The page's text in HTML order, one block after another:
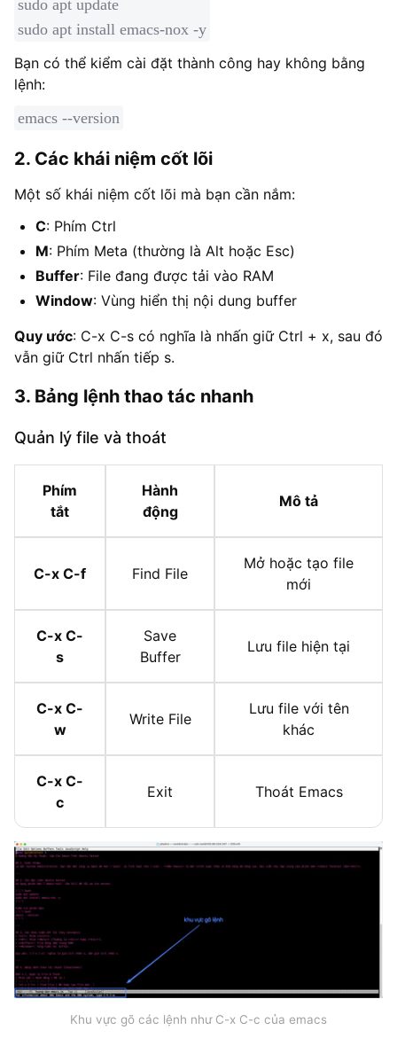
sudo apt update
sudo apt install emacs-nox -y
Bạn có thể kiểm cài đặt thành công hay không bằng
lệnh:
emacs --version
2. Các khái niệm cốt lõi
Một số khái niệm cốt lõi mà bạn cần nắm:
C: Phím Ctrl
M: Phím Meta (thường là Alt hoặc Esc)
Buffer: File đang được tải vào RAM
Window: Vùng hiển thị nội dung buffer
Quy ước: C-x C-s có nghĩa là nhấn giữ Ctrl + x, sau đó
vẫn giữ Ctrl nhấn tiếp s.
3. Bảng lệnh thao tác nhanh
Quản lý file và thoát
Phím
tắt
Hành
động
Mô tả
C-x C-f Find File
Mở hoặc tạo file
mới
C-x C-
s
Save
Buffer
Lưu file hiện tại
C-x C-
w
Write File
Lưu file với tên
khác
C-x C-
c
Exit Thoát Emacs
Khu vực gõ các lệnh như C-x C-c của emacs